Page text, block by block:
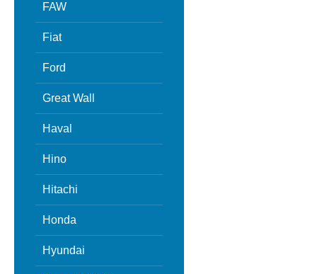
FAW
Fiat
Ford
Great Wall
Haval
Hino
Hitachi
Honda
Hyundai